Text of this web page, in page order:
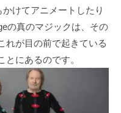
けてアニメートしたり
の真のマジックは、その
れが目の前で起きている
にあるのです。